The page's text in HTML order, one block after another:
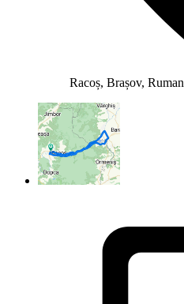
Racoș, Brașov,